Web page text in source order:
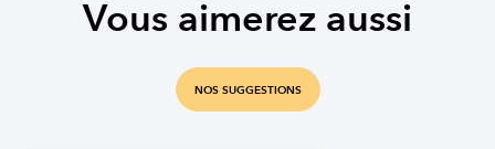
Vous aimerez aussi
NOS SUGGESTIONS